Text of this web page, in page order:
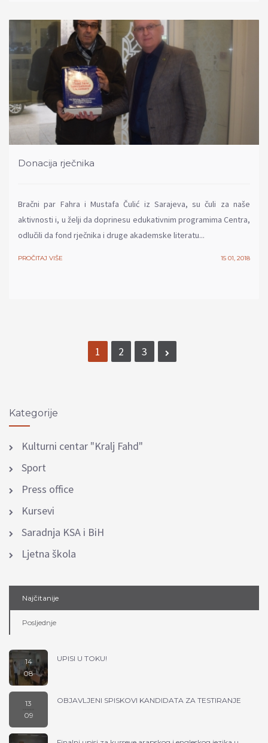
Donacija rječnika
Bračni par Fahra i Mustafa Čulić iz Sarajeva, su čuli za naše
aktivnosti i, u želji da doprinesu edukativnim programima Centra,
odlučili da fond rječnika i druge akademske literatu...
PROČITAJ VIŠE 15 01, 2018
1 2 3
Kategorije
Kulturni centar "Kralj Fahd"
Sport
Press office
Kursevi
Saradnja KSA i BiH
Ljetna škola
Najčitanije
Posljednje
14
08
UPISI U TOKU!
13
09
OBJAVLJENI SPISKOVI KANDIDATA ZA TESTIRANJE